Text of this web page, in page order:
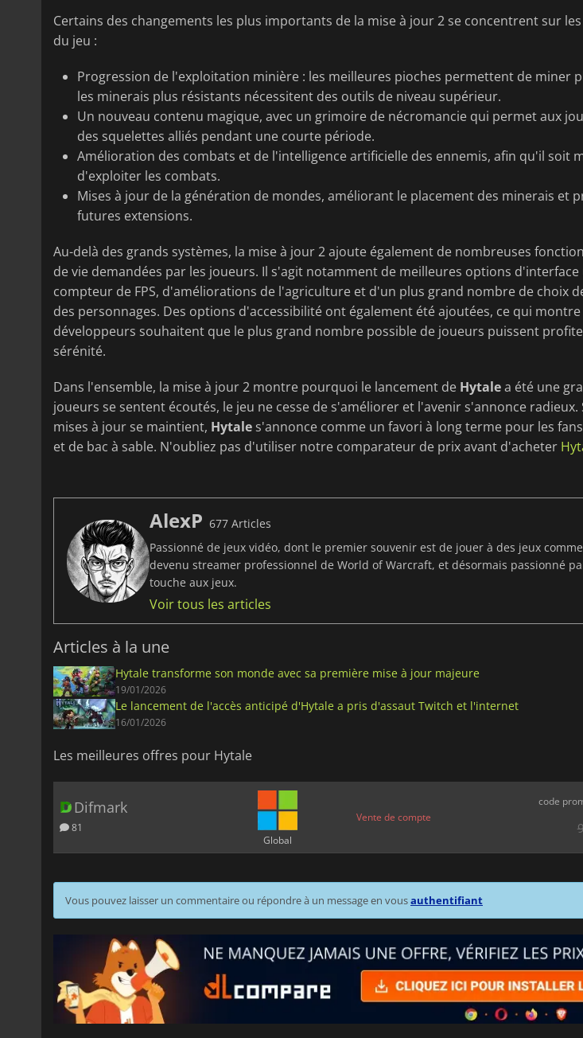
Certains des changements les plus importants de la mise à jour 2 se concentrent sur
du jeu :
Progression de l'exploitation minière : les meilleures pioches permettent de miner
les minerais plus résistants nécessitent des outils de niveau supérieur.
Un nouveau contenu magique, avec un grimoire de nécromancie qui permet aux
des squelettes alliés pendant une courte période.
Amélioration des combats et de l'intelligence artificielle des ennemis, afin qu'il soit
d'exploiter les combats.
Mises à jour de la génération de mondes, améliorant le placement des minerais et
futures extensions.
Au-delà des grands systèmes, la mise à jour 2 ajoute également de nombreuses
de vie demandées par les joueurs. Il s'agit notamment de meilleures options
compteur de FPS, d'améliorations de l'agriculture et d'un plus grand nombre de choix
des personnages. Des options d'accessibilité ont également été ajoutées, ce qui montre
développeurs souhaitent que le plus grand nombre possible de joueurs puissent
sérénité.
Dans l'ensemble, la mise à jour 2 montre pourquoi le lancement de Hytalea été une
joueurs se sentent écoutés, le jeu ne cesse de s'améliorer et l'avenir s'annonce radieux.
mises à jour se maintient, Hytale s'annonce comme un favori à long terme pour les
et de bac à sable. N'oubliez pas d'utiliser notre comparateur de prix avant d'acheter
AlexP 677 Articles
Passionné de jeux vidéo, dont le premier souvenir est de jouer à des jeux
devenu streamer professionnel de World of Warcraft, et désormais passionné
touche aux jeux.
Voir tous les articles
Articles à la une
Hytale transforme son monde avec sa première mise à jour majeure
19/01/2026
Le lancement de l'accès anticipé d'Hytale a pris d'assaut Twitch et l'internet
16/01/2026
Les meilleures offres pour Hytale
Difmark
81
Global
Vente de compte
code
Vous pouvez laisser un commentaire ou répondre à un message en vousauthentifiant